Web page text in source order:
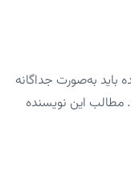
به‌صورت جداگانه
این نویسنده